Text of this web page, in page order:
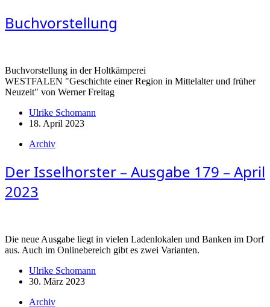
Buchvorstellung
Buchvorstellung in der Holtkämperei
WESTFALEN "Geschichte einer Region in Mittelalter und früher
Neuzeit" von Werner Freitag
Ulrike Schomann
18. April 2023
Archiv
Der Isselhorster – Ausgabe 179 – April
2023
Die neue Ausgabe liegt in vielen Ladenlokalen und Banken im Dorf
aus. Auch im Onlinebereich gibt es zwei Varianten.
Ulrike Schomann
30. März 2023
Archiv